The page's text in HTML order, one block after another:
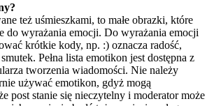
też uśmieszkami, to małe obrazki, które
do wyrażania emocji. Do wyrażania emocji
krótkie kody, np. :) oznacza radość,
Pełna lista emotikon jest dostępna z
tworzenia wiadomości. Nie należy
używać emotikon, gdyż mogą
post stanie się nieczytelny i moderator może